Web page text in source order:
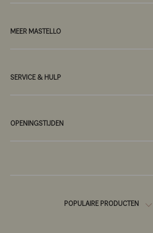
MEER MASTELLO
SERVICE & HULP
OPENINGSTIJDEN
POPULAIRE PRODUCTEN